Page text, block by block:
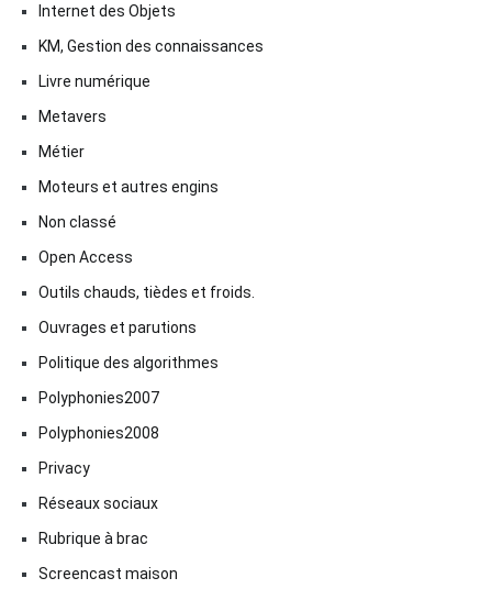
Internet des Objets
KM, Gestion des connaissances
Livre numérique
Metavers
Métier
Moteurs et autres engins
Non classé
Open Access
Outils chauds, tièdes et froids.
Ouvrages et parutions
Politique des algorithmes
Polyphonies2007
Polyphonies2008
Privacy
Réseaux sociaux
Rubrique à brac
Screencast maison